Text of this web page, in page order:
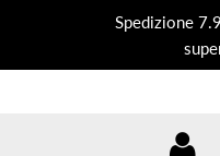
Spedizione